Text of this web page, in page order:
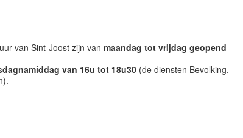
van Sint-Joost zijn vanmaandag tot vrijdag geopend
van 16u tot 18u30 (de diensten Bevolking,